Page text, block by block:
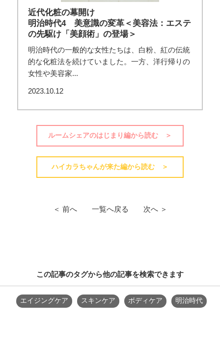
近代化粧の幕開け
明治時代4 美意識の変革＜美容法：エステ
の先駆け「美顔術」の登場＞
明治時代の一般的な女性たちは、白粉、紅の伝統
的な化粧法を続けていました。一方、洋行帰りの
女性や美容家...
2023.10.12
ルームシェアのはじまり編から読む ＞
ハイカラちゃんが来た編から読む ＞
＜ 前へ 一覧へ戻る 次へ ＞
この記事のタグから他の記事を検索できます
エイジングケア スキンケア ボディケア 明治時代